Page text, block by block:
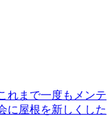
れまで一度もメンテ
に屋根を新しくした